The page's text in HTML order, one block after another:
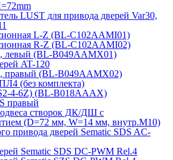
LUST для привода дверей Var30,
L-Z (BL-C102AAMI01)
R-Z (BL-C102AAMI02)
левый (BL-B049AAMX01)
AT-120
правый (BL-B049AAMX02)
(без комплекта)
4-6Z) (BL-B018AAAX)
правый
створок ДК/ДШ с
(D=72 мм, W=14 мм, внутр.М10)
привода дверей Sematiс SDS AC-
Sematic SDS DC-PWM Rel.4